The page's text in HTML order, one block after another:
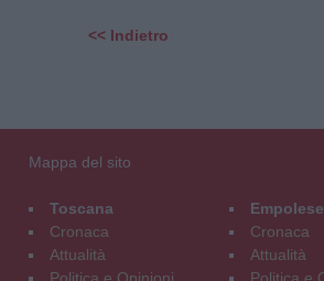
<< Indietro
Mappa del sito
Toscana
Cronaca
Attualità
Cronaca
Attualità